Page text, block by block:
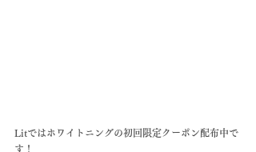
Litではホワイトニングの初回限定クーポン配布中で
す！